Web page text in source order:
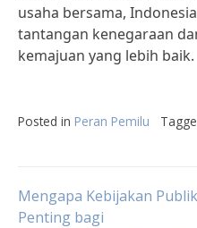
usaha bersama,
tantangan kenegaraan
kemajuan yang lebih baik.
Posted in Peran Pemilu
Post
Mengapa Kebijakan Publik
Penting bagi